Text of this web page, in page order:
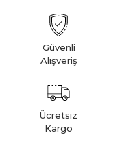
Güvenli
Alışveriş
Ücretsiz
Kargo